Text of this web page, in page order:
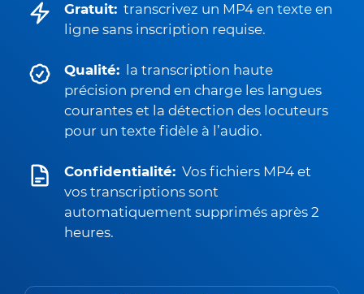
Gratuit: transcrivez un MP4 en texte en
ligne sans inscription requise.
Qualité:
la transcription haute
précision prend en charge les langues
courantes et la détection des locuteurs
pour un texte fidèle à l’audio.
Confidentialité: Vos fichiers MP4 et
vos transcriptions sont
automatiquement supprimés après 2
heures.